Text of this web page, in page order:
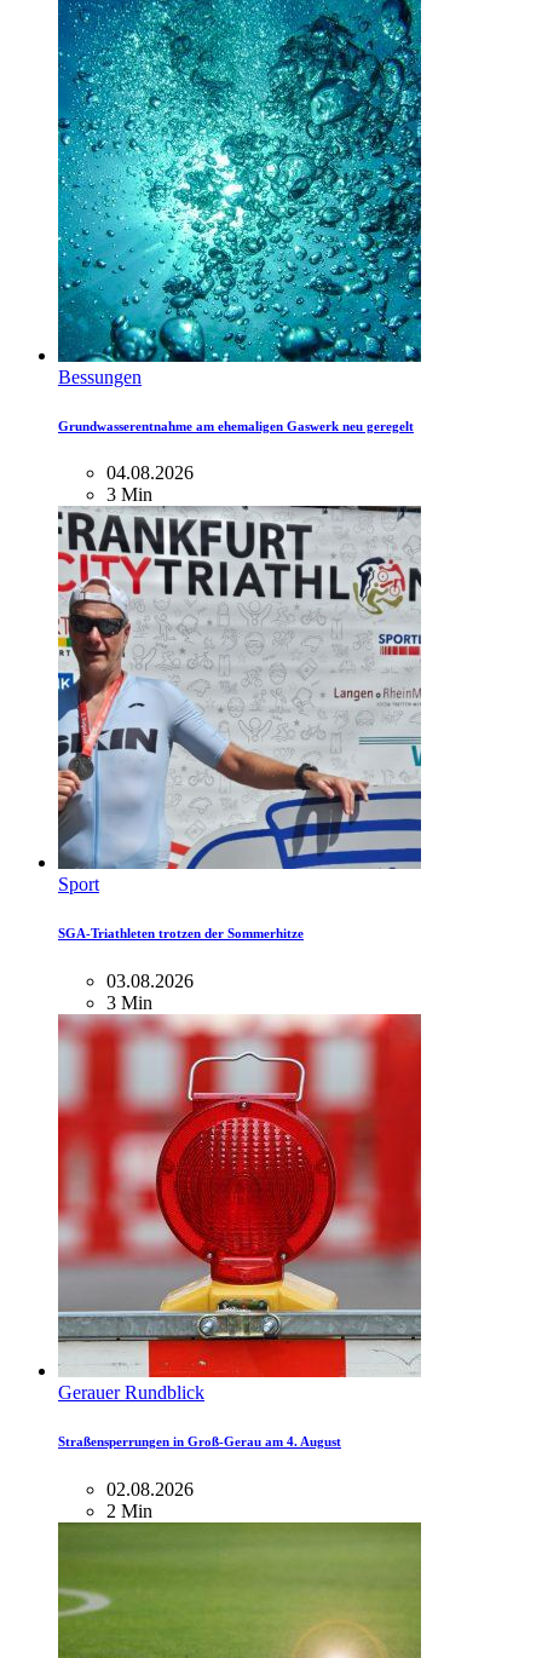
Bessungen
Grundwasserentnahme am ehemaligen Gaswerk neu geregelt
04.08.2026
3 Min
Sport
SGA-Triathleten trotzen der Sommerhitze
03.08.2026
3 Min
Gerauer Rundblick
Straßensperrungen in Groß-Gerau am 4. August
02.08.2026
2 Min